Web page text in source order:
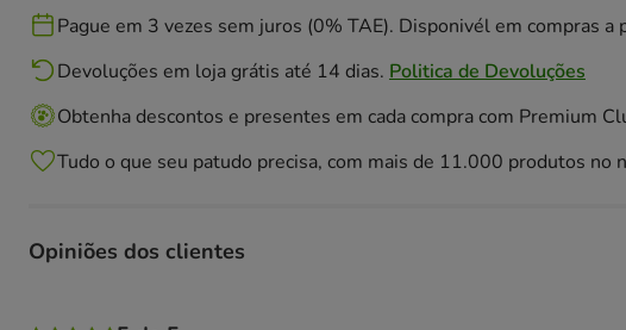
Pague em 3 vezes sem juros (0% TAE). Disponivél em compras a
Devoluções em loja grátis até 14 dias. Politica de Devoluções
Obtenha descontos e presentes em cada compra com Premium
Tudo o que seu patudo precisa, com mais de 11.000 produtos no
Opiniões dos clientes